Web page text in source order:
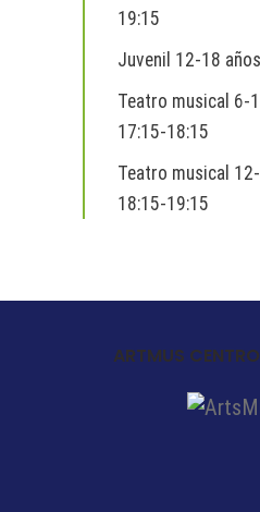
19:15
Juvenil 12-18
Teatro musical 6-
17:15-18:15
Teatro musical
18:15-19:15
ARTMUS